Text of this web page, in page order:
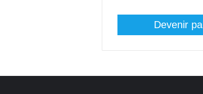
Devenir